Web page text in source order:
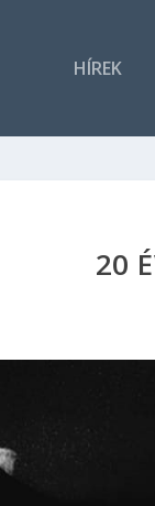
HÍREK
20